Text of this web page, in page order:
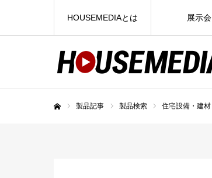
HOUSEMEDIAとは 展示会
製品記事 製品検索 住宅設備・建材